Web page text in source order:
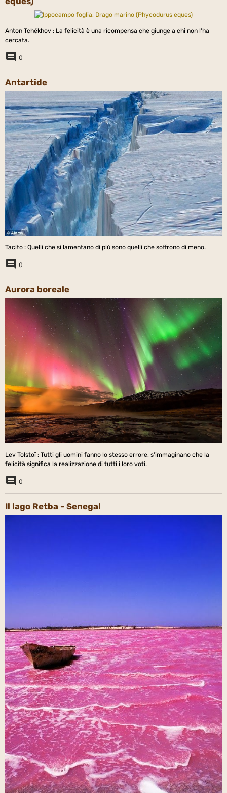
Anton Tchékhov : La felicità è una ricompensa che giunge a chi non l'ha
cercata.
0
Antartide
Tacito : Quelli che si lamentano di più sono quelli che soffrono di meno.
0
Aurora boreale
Lev Tolstoï : Tutti gli uomini fanno lo stesso errore, s'immaginano che la
felicità significa la realizzazione di tutti i loro voti.
0
Il lago Retba - Senegal